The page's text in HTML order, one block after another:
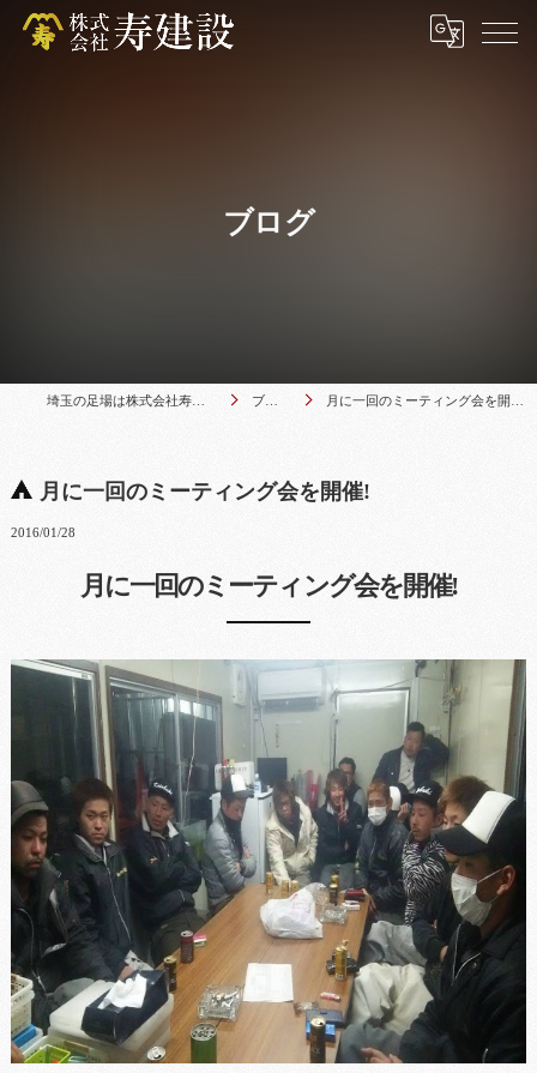
ブログ
埼玉の足場は株式会社寿建設 ブログ 月に一回のミーティング会を開催!
月に一回のミーティング会を開催!
2016/01/28
月に一回のミーティング会を開催!